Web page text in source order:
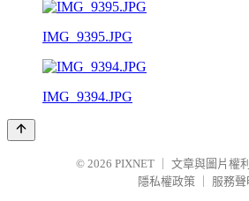
IMG_9395.JPG
IMG_9394.JPG
© 2026 PIXNET
文章與圖片權
隱私權政策
服務聲